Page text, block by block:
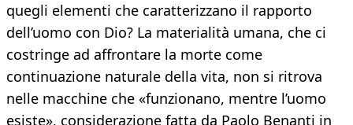
quegli elementi che caratterizzano il rapporto
dell’uomo con Dio? La materialità umana, che ci
costringe ad affrontare la morte come
continuazione naturale della vita, non si ritrova
nelle macchine che «funzionano, mentre l’uomo
esiste», considerazione fatta da Paolo Benanti in